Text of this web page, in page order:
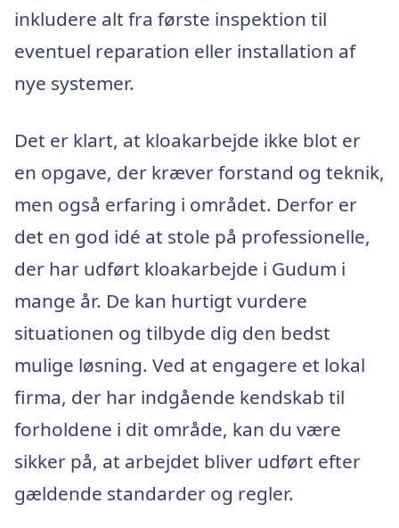
inkludere alt fra første inspektion til
eventuel reparation eller installation af
nye systemer.
Det er klart, at kloakarbejde ikke blot er
en opgave, der kræver forstand og teknik,
men også erfaring i området. Derfor er
det en god idé at stole på professionelle,
der har udført kloakarbejde i Gudum i
mange år. De kan hurtigt vurdere
situationen og tilbyde dig den bedst
mulige løsning. Ved at engagere et lokal
firma, der har indgående kendskab til
forholdene i dit område, kan du være
sikker på, at arbejdet bliver udført efter
gældende standarder og regler.